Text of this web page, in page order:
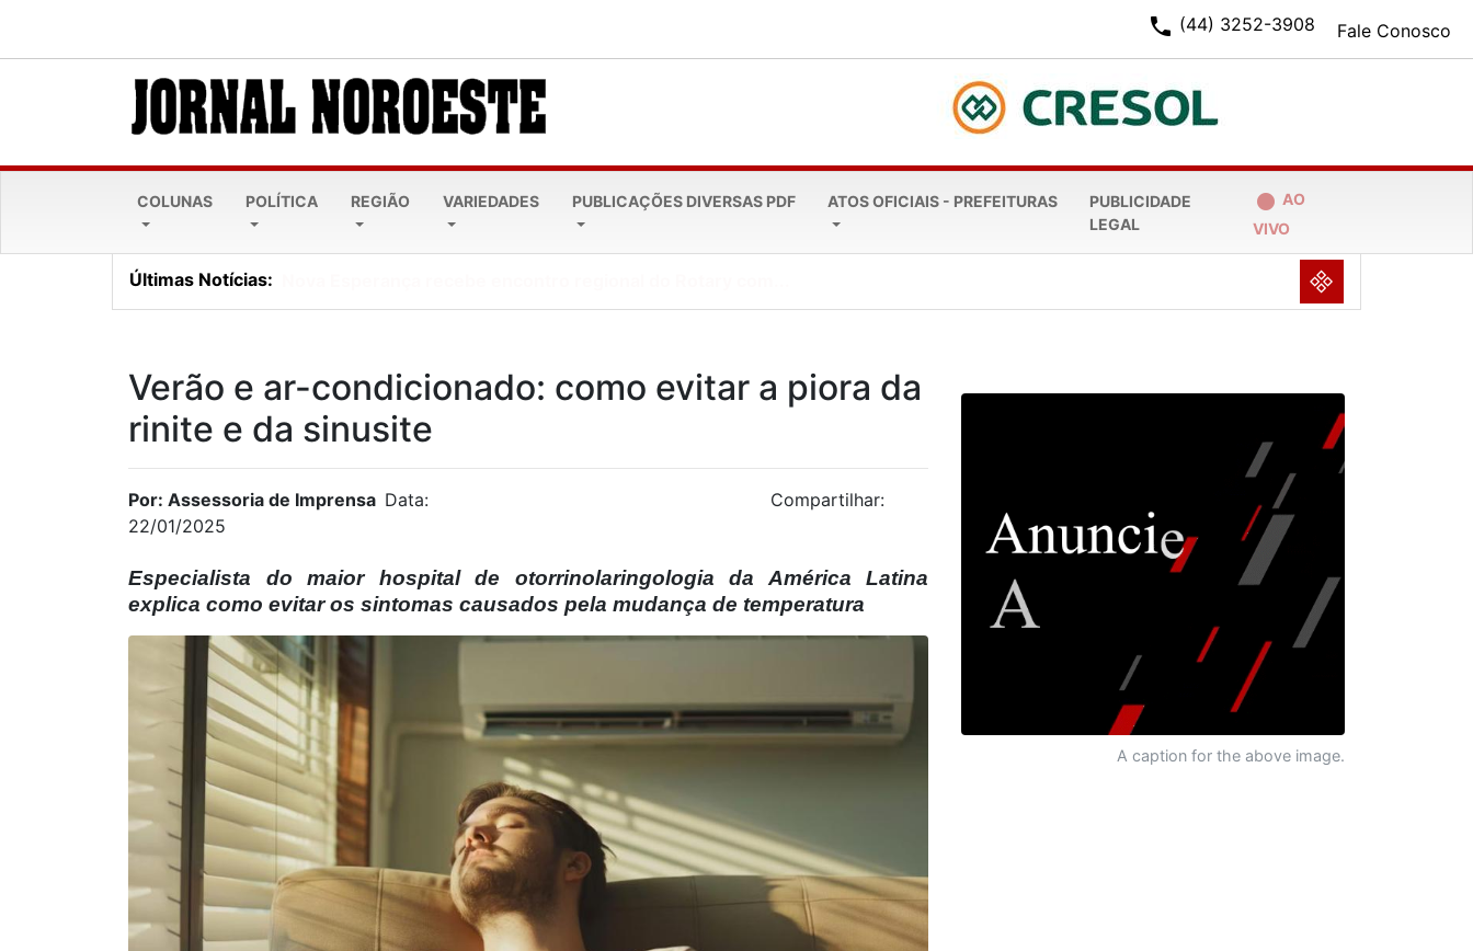
Fale Conosco
phone (44) 3252-3908
COLUNAS POLÍTICA REGIÃO VARIEDADES PUBLICAÇÕES DIVERSAS PDF ATOS OFICIAIS - PREFEITURAS
PUBLICIDADE
LEGAL
fiber_manual_record AO
VIVO
Últimas Notícias: NULL
Verão e ar-condicionado: como evitar a piora da
rinite e da sinusite
Por: Assessoria de Imprensa Data:
22/01/2025
Compartilhar:
Especialista do maior hospital de otorrinolaringologia da América Latina
explica como evitar os sintomas causados pela mudança de temperatura
A caption for the above image.